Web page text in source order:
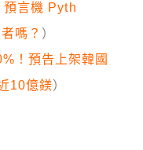
言機 Pyth
嗎？ ）
！預告上架韓國
10億鎂）